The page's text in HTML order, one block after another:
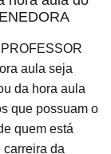
aula seja
da hora aula
que possuam o
quem está
carreira da